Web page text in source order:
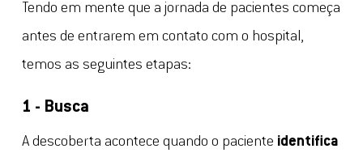
Tendo em mente que a jornada de pacientes começa
antes de entrarem em contato com o hospital,
temos as seguintes etapas:
1 - Busca
A descoberta acontece quando o paciente identifica